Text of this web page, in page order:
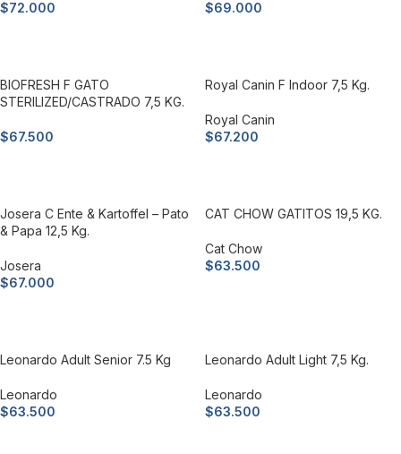
$72.000
$69.000
BIOFRESH F GATO
STERILIZED/CASTRADO 7,5 KG.
$67.500
Royal Canin F Indoor 7,5 Kg.
Royal Canin
$67.200
Josera C Ente & Kartoffel – Pato
& Papa 12,5 Kg.
Josera
$67.000
CAT CHOW GATITOS 19,5 KG.
Cat Chow
$63.500
Leonardo Adult Senior 7.5 Kg
Leonardo
$63.500
Leonardo Adult Light 7,5 Kg.
Leonardo
$63.500